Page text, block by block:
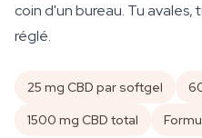
coin d'un bureau. Tu avales,
réglé.
25 mg CBD par softgel
1500 mg CBD total